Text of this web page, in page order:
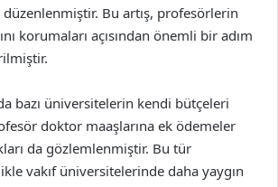
düzenlenmiştir. Bu artış, profesörlerin
korumaları açısından önemli bir adım
bazı üniversitelerin kendi bütçeleri
doktor maaşlarına ek ödemeler
da gözlemlenmiştir. Bu tür
vakıf üniversitelerinde daha yaygın